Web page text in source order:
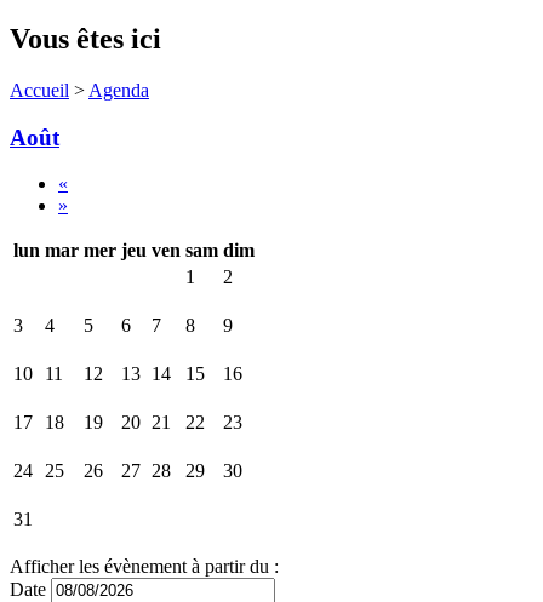
Vous êtes ici
Accueil > Agenda
Août
«
»
lun mar mer jeu ven sam dim
1
2
3 4 5 6 7 8 9
10 11 12 13 14 15 16
17 18 19 20 21 22 23
24 25 26 27 28 29 30
31
Afficher les évènement à partir du :
Date